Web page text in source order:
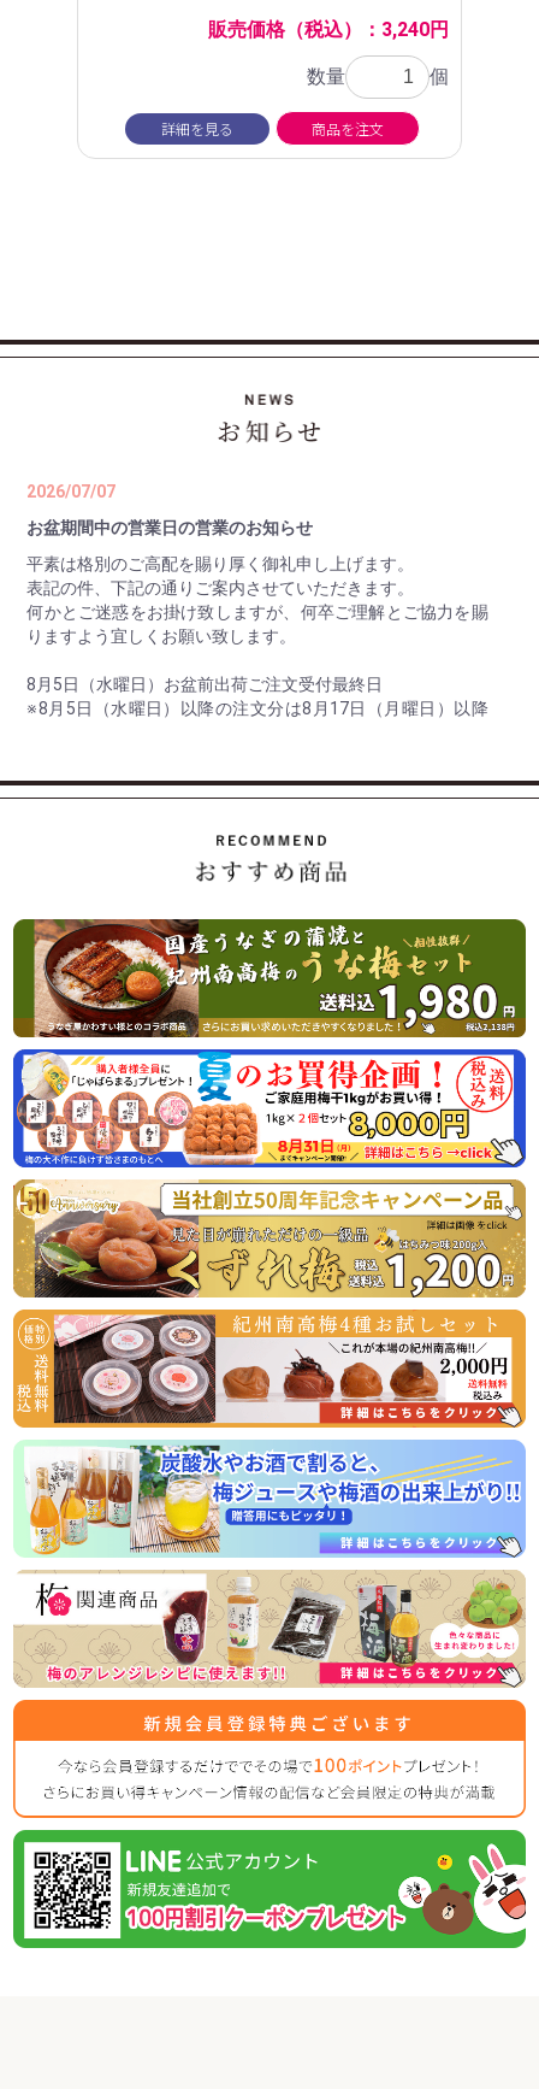
販売価格（税込）：3,240円
数量 個
詳細を見る 商品を注文
2026/07/07
お盆期間中の営業日の営業のお知らせ
平素は格別のご高配を賜り厚く御礼申し上げます。
表記の件、下記の通りご案内させていただきます。
何かとご迷惑をお掛け致しますが、何卒ご理解とご協力を賜
りますよう宜しくお願い致します。
8月5日（水曜日）お盆前出荷ご注文受付最終日
※8月5日（水曜日）以降の注文分は8月17日（月曜日）以降
8月10日（月曜日） 最終出荷日
8月11日（火曜日）～ 8月16日（日曜日） 休 業 日
休業日後は、大変混雑が予想されますのであらかじめのご注
2026/07/01
ご家庭用の紀州南高梅がお買い得「夏のお買い得企画」開始
のお知らせ
この度、オンラインショップでの梅の販売数量を確保できま
したので、ご家庭用梅干1kg×2個セットが大変お得にお買い
求めいただける夏のお買い得企画を8月31日（月）まで開催
させていただきます。
またご購入者様特典として「じゃばらまる」を1本プレゼン
トさせていただきます。この機会にぜひご賞味くださいま
せ。
2026/04/06
うなぎ屋かわすい様とのコラボ商品！国産うなぎと梅の相性
抜群！うな梅セットの販売開始
国産うなぎの蒲焼と山椒、最高級の紀州南高梅がセットにな
った、相性抜群の商品です！
常温商品のため、お届け後すぐお召し上がりいただけますの
でぜひご賞味ください。
2026/03/31
ゴールデンウイークの営業のお知らせ
平素は格別のご高配を賜り厚く御礼申し上げます。
表記の件、下記の通りご案内させていただきます。
何かとご迷惑をお掛け致しますが、何卒ご理解とご協力を賜
りますよう宜しくお願い致します。
【休業日】
5月2日(土曜日) ～ 5月6日（水曜日）
5月7日(木曜日) ～
休業日後は、大変混雑が予想されますのであらかじめのご注
2026/02/01